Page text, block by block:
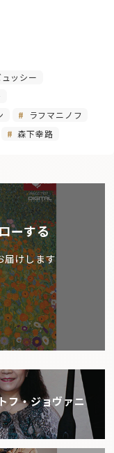
ュッシー
ラフマニノフ
森下幸路
ーする
届けします
フ・ジョヴァニ